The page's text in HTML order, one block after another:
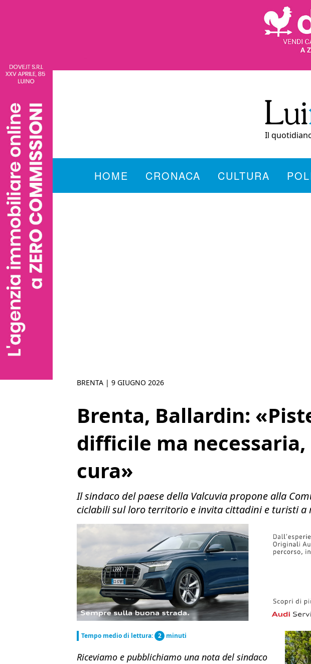
Il
HOME CRONACA CULTURA
BRENTA | 9 GIUGNO 2026
Brenta, Ballardin:
difficile ma
cura»
Il sindaco del paese della Valcuvia propone alla
ciclabili sul loro territorio e invita cittadini e turisti a
Tempo medio di lettura: 2 minuti
Riceviamo e pubblichiamo una nota del sindaco